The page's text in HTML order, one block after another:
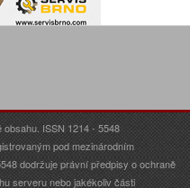
ISSN 1214 - 5548
pod mezinárodním
dodržuje právní předpisy o ochraně
serveru nebo jakékoliv části